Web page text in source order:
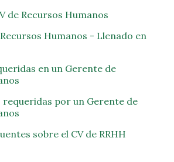
de Recursos Humanos
Humanos - Llenado en
en un Gerente de
por un Gerente de
sobre el CV de RRHH